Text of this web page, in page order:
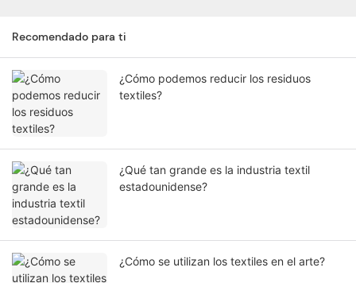
Recomendado para ti
¿Cómo podemos reducir los residuos
textiles?
¿Qué tan grande es la industria textil
estadounidense?
¿Cómo se utilizan los textiles en el arte?